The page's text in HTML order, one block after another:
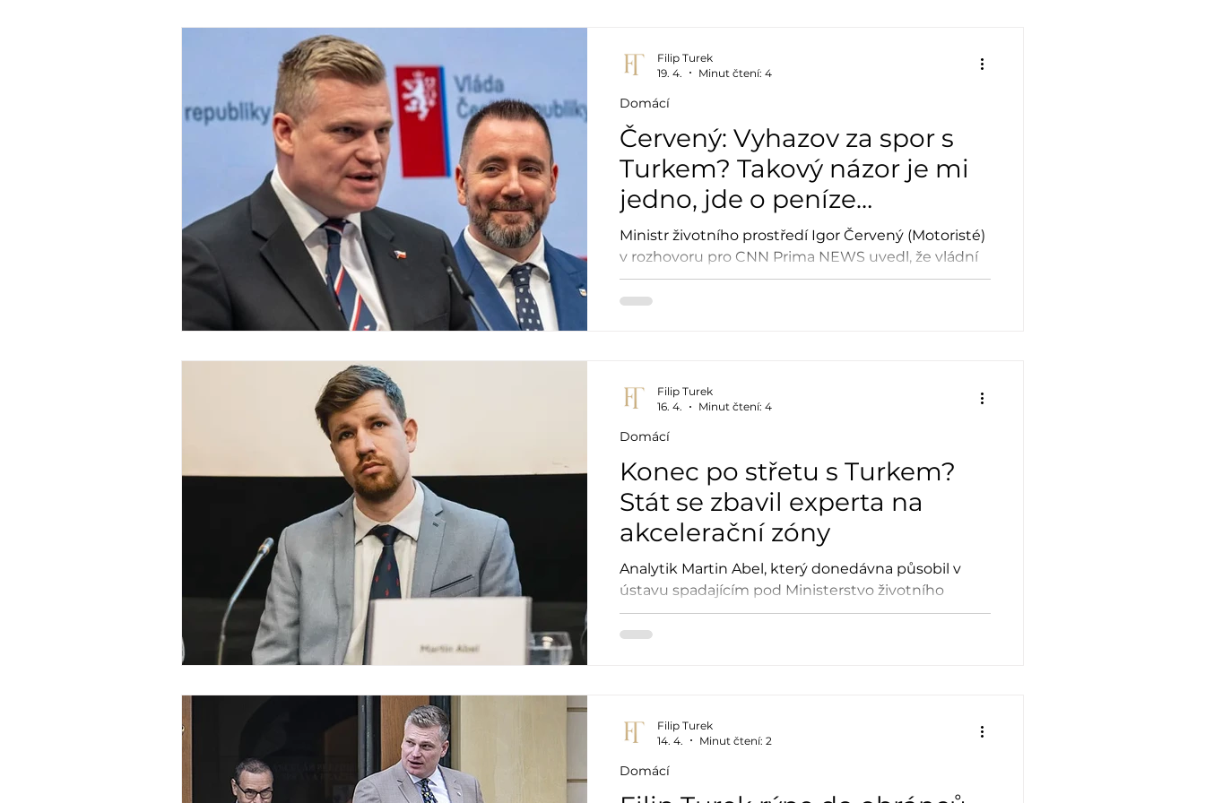
úrovni rozpočtového výboru.
Červený: Vyhazov za spor s
Turkem? Takový názor je mi
jedno, jde o peníze
ministerstva
Ministr životního prostředí Igor Červený (Motoristé)
v rozhovoru pro CNN Prima NEWS uvedl, že vládní
zmocněnec pro Green Deal a klimatickou politiku
Filip Turek (nestr. za Motoristy) žádné krytí resortu
Domácí
Filip Turek
19. 4.
Minut čtení: 4
Konec po střetu s Turkem?
Stát se zbavil experta na
akcelerační zóny
Analytik Martin Abel, který donedávna působil v
ústavu spadajícím pod Ministerstvo životního
prostředí, přišel o svoje místo a má za to, že to
souvisí s diskuzí s Filipem Turkem. V té Abel označil
Domácí
Filip Turek
16. 4.
Minut čtení: 4
Domácí
Filip Turek
14. 4.
Minut čtení: 2